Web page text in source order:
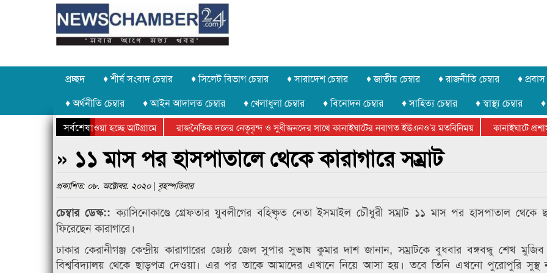
প্রচ্ছদ ♦ শীর্ষ সংবাদ চেম্বার ♦ সিলেট বিভাগ চেম্বার ♦ সারাদেশ চেম্বার ♦ জাতীয় চেম্বার ♦ রাজনীতি চেম্বার ♦ প্রবাস
♦ অর্থনীতি চেম্বার
♦ আইন আদালত চেম্বার ♦ খেলাধুলা চেম্বার ♦ বিনোদন চেম্বার ♦ সাহিত্য চেম্বার ♦ স্বাস্থ্য চেম্বার
সর্বশেষ
চুরি করে নিয়ে যাওয়া হচ্ছে আটগ্রামে রাজনৈতিক দলের নেতৃবৃন্দ ও সুধীজনদের সাথে কানাইঘাটের নবাগত ইউএনও’র মতবিনিময় কানাইঘাটে
ক্রীড়া প্রতিযোগিতার পুরস্কার বিতরণ সম্পন্ন
সিলেটে বাংলাদেশ গ্রুপ থিয়েটার ফেডারেশানের বিভাগীয় অভিনয় কর্মশালা সম্পন্ন
» ১১ মাস পর হাসপাতালে থেকে কারাগারে সম্রাট
প্রকাশিত: ০৮. অক্টোবর. ২০২০ | বৃহস্পতিবার
চেম্বার ডেস্ক::ক্যাসিনোকাণ্ডে গ্রেফতার যুবলীগের বহিষ্কৃত নেতা ইসমাইল চৌধুরী সম্রাট ১১ মাস পর হাসপাতাল থেকে
ফিরেছেন কারাগারে।
ঢাকার কেরানীগঞ্জ কেন্দ্রীয় কারাগারের জ্যেষ্ঠ জেল সুপার সুভাষ কুমার দাশ জানান, সম্রাটকে বুধবার বঙ্গবন্ধু শেখ
বিশ্ববিদ্যালয় থেকে ছাড়পত্র দেওয়া। এর পর তাকে আমাদের এখানে নিয়ে আসা হয়। তবে তিনি এখনো পুরোপুরি সুস্থ